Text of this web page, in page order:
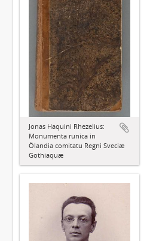
Jonas Haquini Rhezelius:
Monumenta runica in
Ölandia comitatu Regni Sveciæ
Gothiaquæ